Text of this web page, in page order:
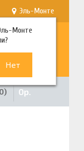
Эль-Монте
Монте
0 0р.